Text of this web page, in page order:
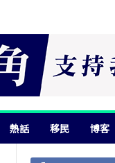
熱話 移民 博客